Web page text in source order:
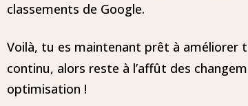
classements de Google.
Voilà, tu es maintenant prêt à améliorer
continu, alors reste à l’affût des
optimisation !